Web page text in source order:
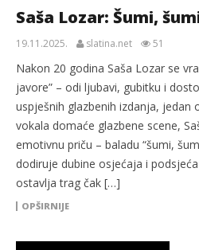
Saša Lozar: Šumi,
19.11.2025. slatina.net 51
Nakon 20 godina Saša Lozar se
javore” – odi ljubavi, gubitku i
uspješnih glazbenih izdanja, jedan
vokala domaće glazbene scene,
emotivnu priču – baladu “šumi,
dodiruje dubine osjećaja i
ostavlja trag čak […]
OPŠIRNIJE